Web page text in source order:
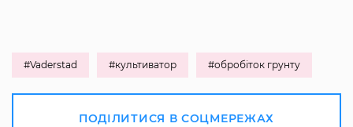
#Vaderstad #культиватор #обробіток грунту
ПОДІЛИТИСЯ В СОЦМЕРЕЖАХ